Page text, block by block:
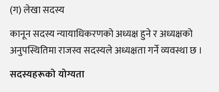
(ग) लेखा सदस्य
कानून सदस्य न्यायाधिकरणको अध्यक्ष हुने र अध्यक्षको
अनुपस्थितिमा राजस्व सदस्यले अध्यक्षता गर्ने व्यवस्था छ ।
सदस्यहरूको योग्यता